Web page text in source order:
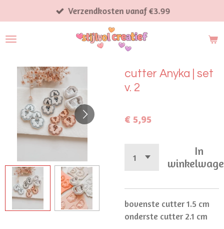
direct
naar
Verzendkosten vanaf €3.99
cutter Anyka | set
v. 2
€ 5,95
In
bovenste cutter 1.5 cm
onderste cutter 2.1 cm